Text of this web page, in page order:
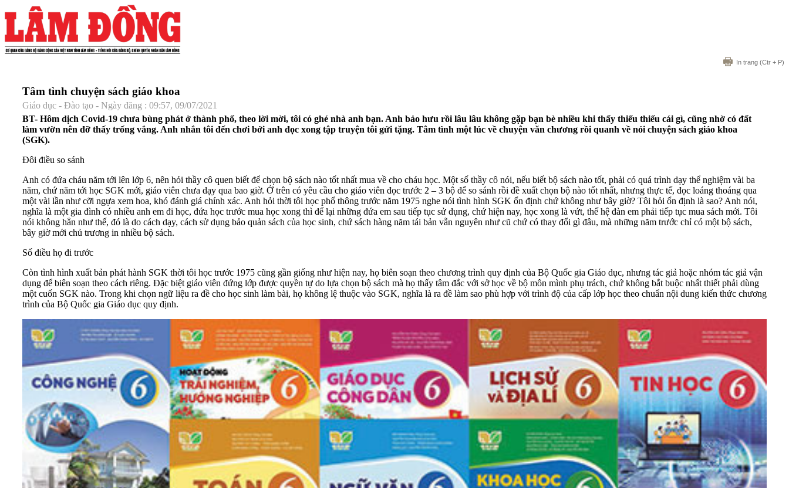
In trang (Ctr + P)
Tâm tình chuyện sách giáo khoa
Giáo dục - Đào tạo - Ngày đăng : 09:57, 09/07/2021
BT- Hôm dịch Covid-19 chưa bùng phát ở thành phố, theo lời mời, tôi có ghé nhà anh bạn. Anh bảo hưu rồi lâu lâu không gặp bạn bè nhiều khi thấy thiếu thiếu cái gì, cũng nhờ có đất
làm vườn nên đỡ thấy trống vắng. Anh nhắn tôi đến chơi bởi anh đọc xong tập truyện tôi gửi tặng. Tâm tình một lúc về chuyện văn chương rồi quanh về nói chuyện sách giáo khoa
(SGK).
Đôi điều so sánh
Anh có đứa cháu năm tới lên lớp 6, nên hỏi thầy cô quen biết để chọn bộ sách nào tốt nhất mua về cho cháu học. Một số thầy cô nói, nếu biết bộ sách nào tốt, phải có quá trình dạy thể nghiệm vài ba
năm, chứ năm tới học SGK mới, giáo viên chưa dạy qua bao giờ. Ở trên có yêu cầu cho giáo viên đọc trước 2 – 3 bộ để so sánh rồi đề xuất chọn bộ nào tốt nhất, nhưng thực tế, đọc loáng thoáng qua
một vài lần như cỡi ngựa xem hoa, khó đánh giá chính xác. Anh hỏi thời tôi học phổ thông trước năm 1975 nghe nói tình hình SGK ổn định chứ không như bây giờ? Tôi hỏi ổn định là sao? Anh nói,
nghĩa là một gia đình có nhiều anh em đi học, đứa học trước mua học xong thì để lại những đứa em sau tiếp tục sử dụng, chứ hiện nay, học xong là vứt, thế hệ đàn em phải tiếp tục mua sách mới. Tôi
nói không hẳn như thế, đó là do cách dạy, cách sử dụng bảo quản sách của học sinh, chứ sách hàng năm tái bản vẫn nguyên như cũ chứ có thay đổi gì đâu, mà những năm trước chỉ có một bộ sách,
bây giờ mới chủ trương in nhiều bộ sách.
Số điều họ đi trước
Còn tình hình xuất bản phát hành SGK thời tôi học trước 1975 cũng gần giống như hiện nay, họ biên soạn theo chương trình quy định của Bộ Quốc gia Giáo dục, nhưng tác giả hoặc nhóm tác giả vận
dụng để biên soạn theo cách riêng. Đặc biệt giáo viên đứng lớp được quyền tự do lựa chọn bộ sách mà họ thấy tâm đắc với sở học về bộ môn mình phụ trách, chứ không bắt buộc nhất thiết phải dùng
một cuốn SGK nào. Trong khi chọn ngữ liệu ra đề cho học sinh làm bài, họ không lệ thuộc vào SGK, nghĩa là ra đề làm sao phù hợp với trình độ của cấp lớp học theo chuẩn nội dung kiến thức chương
trình của Bộ Quốc gia Giáo dục quy định.